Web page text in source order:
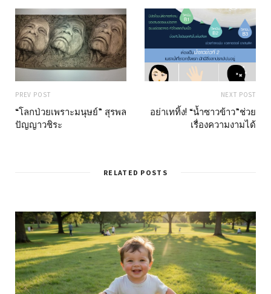
PREV POST
“โลกป่วยเพราะมนุษย์” สุรพล
ปัญญาวชิระ
NEXT POST
อย่าเททิ้ง! “น้ำซาวข้าว”ช่วย
เรื่องความงามได้
RELATED POSTS